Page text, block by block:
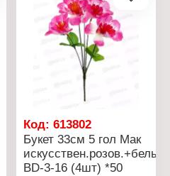
Код:613802
Букет 33см 5 гол Мак
искусствен.розов.+белый
ВD-3-16 (4шт) *50